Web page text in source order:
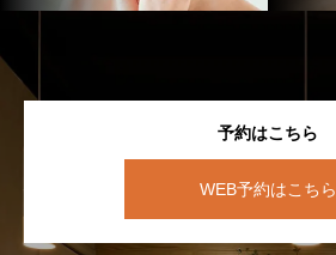
予約はこちら
WEB予約はこちら